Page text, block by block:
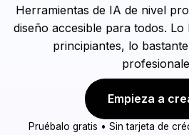
Herramientas de IA de nivel
diseño accesible para todos.
principiantes, lo
Empieza a
Pruébalo gratis • Sin tarjeta de